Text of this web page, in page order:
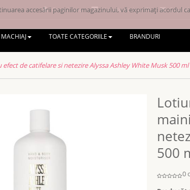
Contul meu Lista de dorințe (0) Coșul
MACHIAJ TOATE CATEGORIILE BRANDURI
de catifelare si netezire Alyssa Ashley White Musk 500 ml
500
0
accesării paginilor magazinului, vă exprimați acordul